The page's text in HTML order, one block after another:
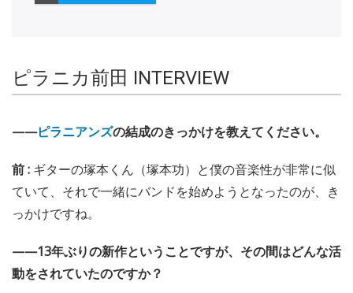
ピラニカ前田 INTERVIEW
——ピラニアンズの結成のきっかけを教えてください。
前 : ギターの塚本くん（塚本功）と僕の音楽性が非常に似
ていて、それで一緒にバンドを始めようとなったのが、き
っかけですね。
——13年ぶりの新作ということですが、その間はどんな活
動をされていたのですか？